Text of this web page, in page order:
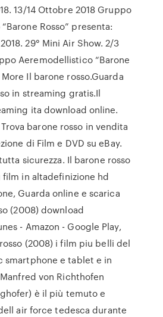
13/14 Ottobre 2018 Gruppo
Rosso” presenta:
29° Mini Air Show. 2/3
Aeremodellistico “Barone
Il barone rosso.Guarda
in streaming gratis.Il
ita download online.
Trova barone rosso in vendita
di Film e DVD su eBay.
sicurezza. Il barone rosso
in altadefinizione hd
Guarda online e scarica
(2008) download
- Amazon - Google Play,
(2008) i film piu belli del
smartphone e tablet e in
von Richthofen
è il più temuto e
air force tedesca durante